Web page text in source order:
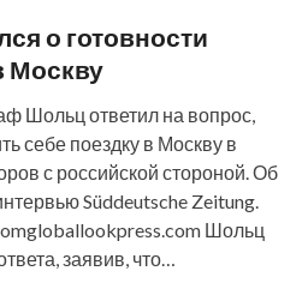
о готовности
Москву
Шольц ответил на вопрос,
себе поездку в Москву в
с российской стороной. Об
Süddeutsche Zeitung.
Шольц
заявив, что…